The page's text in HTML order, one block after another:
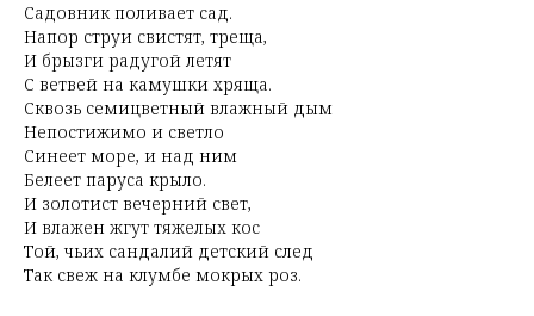
Садовник поливает сад.
Напор струи свистят, треща,
И брызги радугой летят
С ветвей на камушки хряща.
Сквозь семицветный влажный дым
Непостижимо и светло
Синеет море, и над ним
Белеет паруса крыло.
И золотист вечерний свет,
И влажен жгут тяжелых кос
Той, чьих сандалий детский след
Так свеж на клумбе мокрых роз.